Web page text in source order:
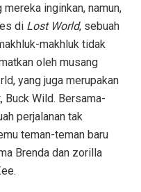
inginkan, namun,
di Lost World, sebuah
makhluk tidak
oleh musang
yang juga merupakan
Buck Wild. Bersama-
perjalanan tak
teman-teman baru
Brenda dan zorilla